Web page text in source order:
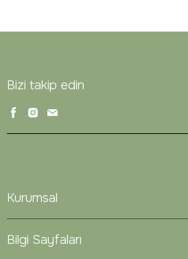
Bizi takip edin
Kurumsal
Bilgi Sayfaları